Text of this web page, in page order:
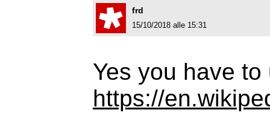
frd
15/10/2018 alle 15:31
Yes you have
https://